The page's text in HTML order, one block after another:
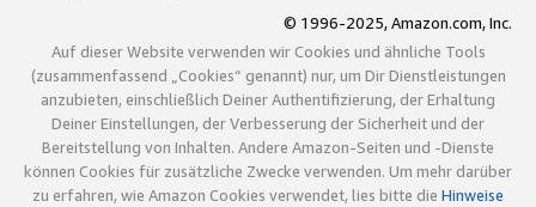
© 1996-2025, Amazon.com, Inc.
Auf dieser Website verwenden wir Cookies und ähnliche Tools
(zusammenfassend „Cookies“ genannt) nur, um Dir Dienstleistungen
anzubieten, einschließlich Deiner Authentifizierung, der Erhaltung
Deiner Einstellungen, der Verbesserung der Sicherheit und der
Bereitstellung von Inhalten. Andere Amazon-Seiten und -Dienste
können Cookies für zusätzliche Zwecke verwenden. Um mehr darüber
zu erfahren, wie Amazon Cookies verwendet, lies bitte die Hinweise